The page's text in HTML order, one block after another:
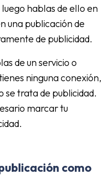
hablas de ello en
una publicación de
de publicidad.
de un servicio o
ninguna conexión,
se trata de publicidad.
marcar tu
como